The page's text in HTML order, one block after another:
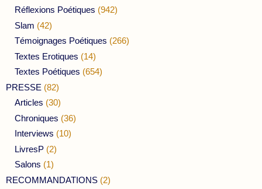
Réflexions Poétiques (942)
Slam (42)
Témoignages Poétiques (266)
Textes Erotiques (14)
Textes Poétiques (654)
PRESSE (82)
Articles (30)
Chroniques (36)
Interviews (10)
LivresP (2)
Salons (1)
RECOMMANDATIONS (2)